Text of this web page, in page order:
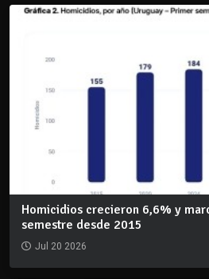
Homicidios crecieron 6,6% y
semestre desde 2015
Jul 20 2026